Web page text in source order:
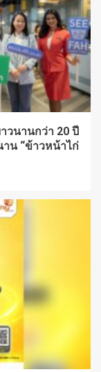
วนานกว่า 20 ปี
น “ข้าวหน้าไก่